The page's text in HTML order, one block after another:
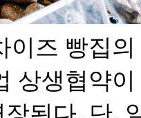
이즈 빵집
상생협약